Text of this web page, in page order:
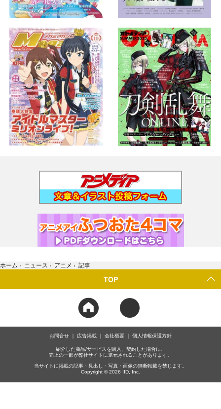
ホーム › ニュース › アニメ › 記事
TOP
お問合せ 広告掲載 会社概要 個人情報保護方針
紹介した商品/サービスを購入、契約した場合に、
売上の一部が弊社サイトに還元されることがあります。
当サイトに掲載の記事・見出し・写真・画像の無断転載を禁じます。
Copyright © 2026 IID, Inc.